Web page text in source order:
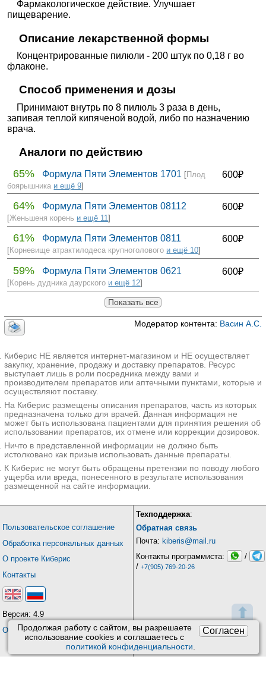
⬆
Согласен
Продолжая работу с сайтом, вы разрешаете
использование сookies и соглашаетесь с
политикой конфиденциальности.
Фармакологическое действие. Улучшает
пищеварение.
Описание лекарственной формы
Концентрированные пилюли - 200 штук по 0,18 г во
флаконе.
Способ применения и дозы
Принимают внутрь по 8 пилюль 3 раза в день,
запивая теплой кипяченой водой, либо по назначению
врача.
Аналоги по действию
65% 600₽
Формула Пяти Элементов 1701 [Плод
боярышника и ещё 9]
64% 600₽
Формула Пяти Элементов 08112
[Женьшеня корень и ещё 11]
61% 600₽
Формула Пяти Элементов 0811
[Корневище атрактилодеса крупноголового и ещё 10]
59% 600₽
Формула Пяти Элементов 0621
[Корень дудника даурского и ещё 12]
Показать все
Модератор контента: Васин А.С.
Киберис НЕ является интернет-магазином и НЕ осуществляет
закупку, хранение, продажу и доставку препаратов. Ресурс
выступает лишь в роли посредника между вами и
производителем препаратов или аптечными пунктами, которые и
осуществляют поставку.
На Киберис размещены описания препаратов, часть из которых
предназначена только для врачей. Данная информация не
может быть использована пациентами для принятия решения об
использовании препаратов, их отмене или коррекции дозировок.
Ничто в представленной информации не должно быть
истолковано как призыв использовать данные препараты.
К Киберис не могут быть обращены претензии по поводу любого
ущерба или вреда, понесенного в результате использования
размещенной на сайте информации.
Пользовательское соглашение
Обработка персональных данных
О проекте Киберис
Контакты
Версия: 4.9
Обновления
Техподдержка:
Обратная связь
Почта: kiberis@mail.ru
Контакты программиста:
/
/ +7(905) 769-20-26